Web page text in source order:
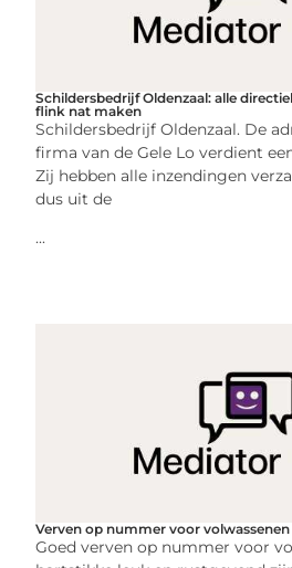
Schildersbedrijf Oldenzaal: alle
flink nat maken
Schildersbedrijf Oldenzaal. De
firma van de Gele Lo verdient
Zij hebben alle inzendingen
dus uit de
...
Verven op nummer voor
Goed verven op nummer voor